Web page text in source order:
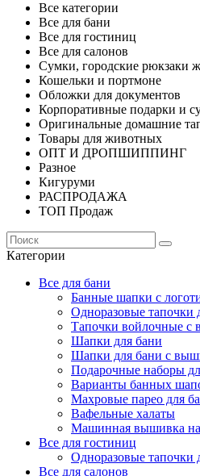
Все категории
Все для бани
Все для гостиниц
Все для салонов
Сумки, городские рюкзаки
Кошельки и портмоне
Обложки для документов
Корпоративные подарки и
Оригинальные домашние
Товары для животных
ОПТ И ДРОПШИППИНГ
Разное
Кигуруми
РАСПРОДАЖА
ТОП Продаж
Категории
Все для бани
Банные шапки с
Одноразовые тапочки
Тапочки войлочные с
Шапки для бани
Шапки для бани с
Подарочные наборы
Варианты банных
Махровые парео для
Вафельные халаты
Машинная вышивка на
Все для гостиниц
Одноразовые тапочки
Все для салонов